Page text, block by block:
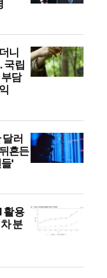
니
국립
담
러
흔든
'
활용
분